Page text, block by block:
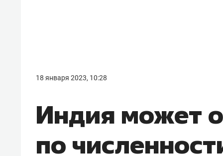
18 января 2023, 10:28
Индия может
по